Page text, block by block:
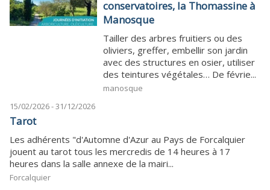
conservatoires, la Thomassine à
Manosque
Tailler des arbres fruitiers ou des
oliviers, greffer, embellir son jardin
avec des structures en osier, utiliser
des teintures végétales… De févrie...
manosque
15/02/2026 - 31/12/2026
Tarot
Les adhérents "d'Automne d'Azur au Pays de Forcalquier
jouent au tarot tous les mercredis de 14 heures à 17
heures dans la salle annexe de la mairi...
Forcalquier